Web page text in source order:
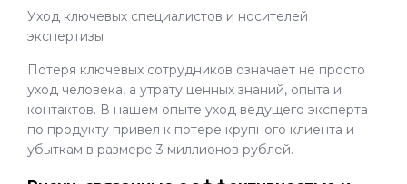
Уход ключевых специалистов и носителей
экспертизы
Потеря ключевых сотрудников означает не просто
уход человека, а утрату ценных знаний, опыта и
контактов. В нашем опыте уход ведущего эксперта
по продукту привел к потере крупного клиента и
убыткам в размере 3 миллионов рублей.